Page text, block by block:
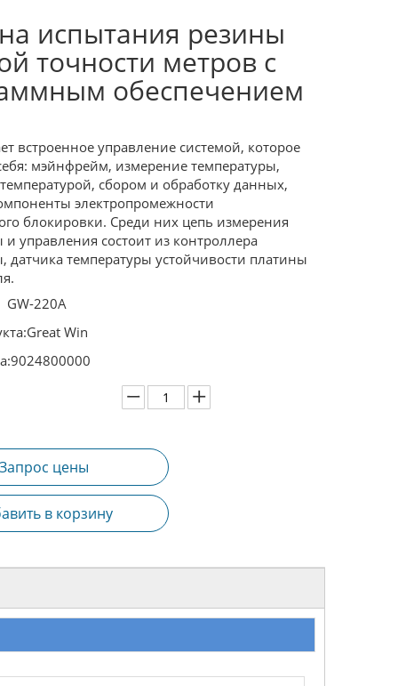
испытания резины
точности метров с
обеспечением
встроенное управление системой, которое
мэйнфрейм, измерение температуры,
сбором и обработку данных,
электропромежности
блокировки. Среди них цепь измерения
и управления состоит из контроллера
датчика температуры устойчивости платины
GW-220A
Great Win
9024800000
Запрос цены
в корзину